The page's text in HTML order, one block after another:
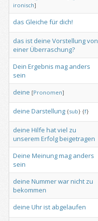
ironisch]
das Gleiche für dich!
das ist deine Vorstellungvon
einerÜberraschung?
Dein Ergebnis mag anders
sein
deine [Pronomen]
deine Darstellung {sub} {f}
deine Hilfe hatviel zu
unserem Erfolgbeigetragen
Deine Meinungmag anders
sein
deine Nummerwarnicht zu
bekommen
deine Uhrist abgelaufen